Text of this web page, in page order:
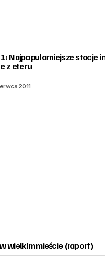
Najpopularniejsze stacje
z eteru
2011
wielkim mieście (raport)